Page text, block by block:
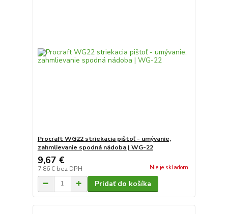
Procraft WG22 striekacia pištoľ - umývanie,
zahmlievanie spodná nádoba | WG-22
9,67 €
7,86 € bez DPH Nie je skladom
Pridať do košíka